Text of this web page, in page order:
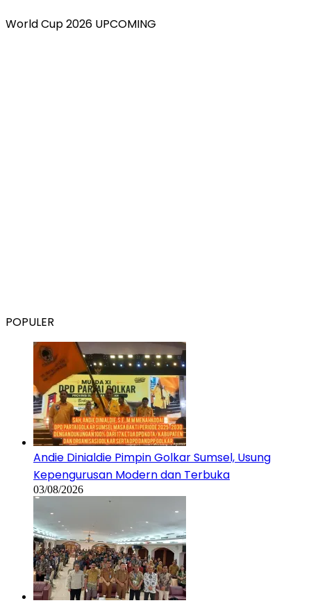
World Cup 2026 UPCOMING
POPULER
Andie Dinialdie Pimpin Golkar Sumsel, Usung
Kepengurusan Modern dan Terbuka
03/08/2026